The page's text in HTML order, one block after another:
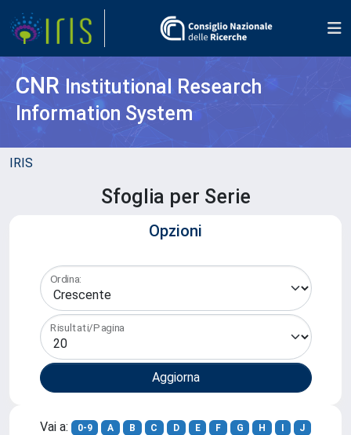
CNR Institutional Research
Information System
IRIS
Sfoglia per Serie
Opzioni
Ordina:
Risultati/Pagina
Vai a: 0-9 A B C D E F G H
J